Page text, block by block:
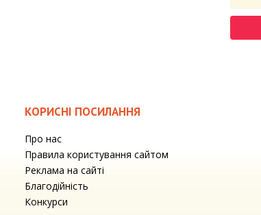
КОРИСНІ ПОСИЛАННЯ
Про нас
Правила користування сайтом
Реклама на сайті
Благодійність
Конкурси